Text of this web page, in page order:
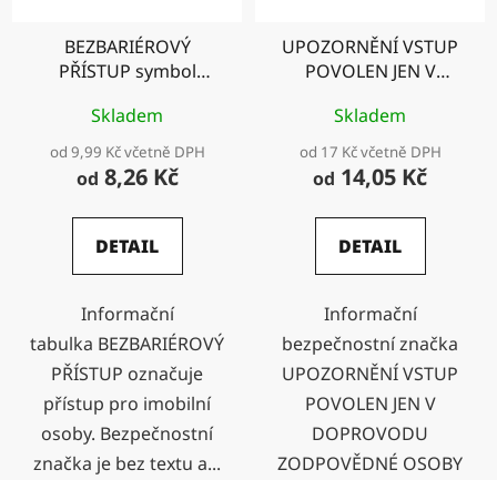
BEZBARIÉROVÝ
PŘÍSTUP symbol
Skladem
od 9,99 Kč včetně DPH
od 8,26 Kč
DETAIL
Informační
tabulka BEZBARIÉROVÝ
PŘÍSTUP označuje
přístup pro imobilní
osoby. Bezpečnostní
značka je bez textu a...
UPOZORNĚNÍ VSTUP
POVOLEN JEN V
ZODPOVĚDNÉ OSOBY
Skladem
od 17 Kč včetně DPH
od 14,05 Kč
DETAIL
Informační
bezpečnostní značka
UPOZORNĚNÍ VSTUP
POVOLEN JEN V
DOPROVODU
ZODPOVĚDNÉ OSOBY